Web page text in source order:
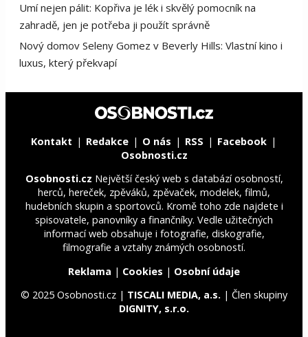
Umí nejen pálit: Kopřiva je lék i skvělý pomocník na
zahradě, jen je potřeba ji použít správně
Nový domov Seleny Gomez v Beverly Hills: Vlastní kino i
luxus, který překvapí
Kontakt Redakce O nás RSS
Facebook
Osobnosti.cz
Osobnosti.cz Největší český web s databází osobností,
herců, hereček, zpěváků, zpěvaček, modelek, filmů,
hudebních skupin a sportovců. Kromě toho zde najdete i
spisovatele, panovníky a finančníky. Vedle užitečných
informací web obsahuje i fotografie, diskografie,
filmografie a vztahy známých osobností.
Reklama | Cookies | Osobní údaje
© 2025 Osobnosti.cz | TISCALI MEDIA, a.s. | Člen skupiny
DIGNITY, s.r.o.